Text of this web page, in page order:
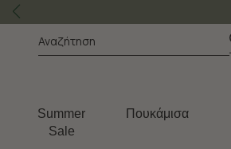
Summer
Sale
Πουκάμισα